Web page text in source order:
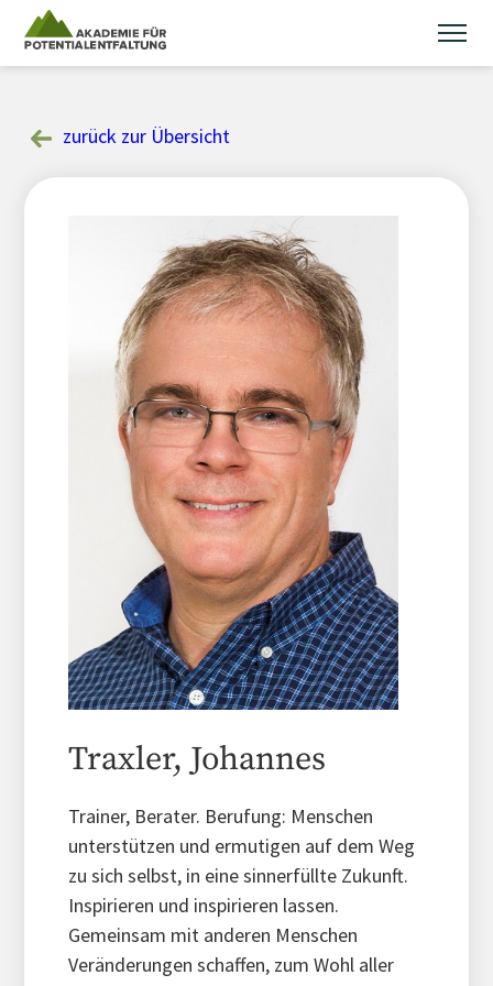
content
zurück zur Übersicht
Traxler, Johannes
Trainer, Berater. Berufung: Menschen
unterstützen und ermutigen auf dem Weg
zu sich selbst, in eine sinnerfüllte Zukunft.
Inspirieren und inspirieren lassen.
Gemeinsam mit anderen Menschen
Veränderungen schaffen, zum Wohl aller